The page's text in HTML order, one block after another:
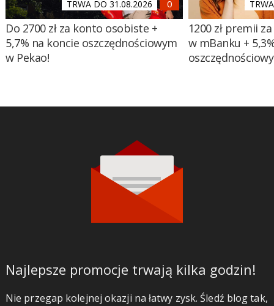
TRWA DO 31.08.2026
Do 2700 zł za konto osobiste +
5,7% na koncie oszczędnościowym
w Pekao!
1200 zł premii
w mBanku +
Najlepsze promocje trwają kilka godzin!
Nie przegap kolejnej okazji na łatwy zysk. Śledź blog tak,